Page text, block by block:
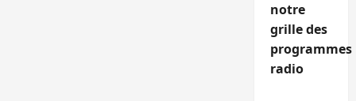
notre
grille des
programmes
radio